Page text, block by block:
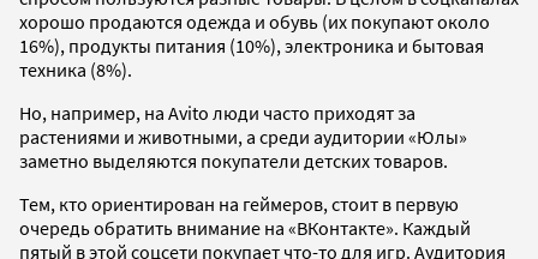
хорошо продаются одежда и обувь (их покупают около
16%), продукты питания (10%), электроника и бытовая
техника (8%).
Но, например, на Avito люди часто приходят за
растениями и животными, а среди аудитории «Юлы»
заметно выделяются покупатели детских товаров.
Тем, кто ориентирован на геймеров, стоит в первую
очередь обратить внимание на «ВКонтакте». Каждый
пятый в этой соцсети покупает что-то для игр. Аудитория